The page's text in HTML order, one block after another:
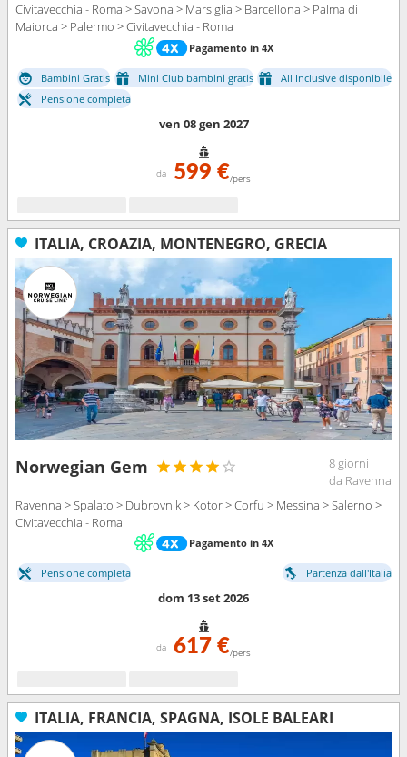
Civitavecchia - Roma > Savona > Marsiglia > Barcellona > Palma di
Maiorca > Palermo > Civitavecchia - Roma
Pagamento in 4X
Bambini Gratis Mini Club bambini gratis
All Inclusive disponibile
Pensione completa
ven 08 gen 2027
da 599 €/pers
ITALIA, CROAZIA, MONTENEGRO, GRECIA
Norwegian Gem
8 giorni
da Ravenna
Ravenna > Spalato > Dubrovnik > Kotor > Corfu > Messina > Salerno >
Civitavecchia - Roma
Pagamento in 4X
Pensione completa Partenza dall'Italia
dom 13 set 2026
da 617 €/pers
ITALIA, FRANCIA, SPAGNA, ISOLE BALEARI